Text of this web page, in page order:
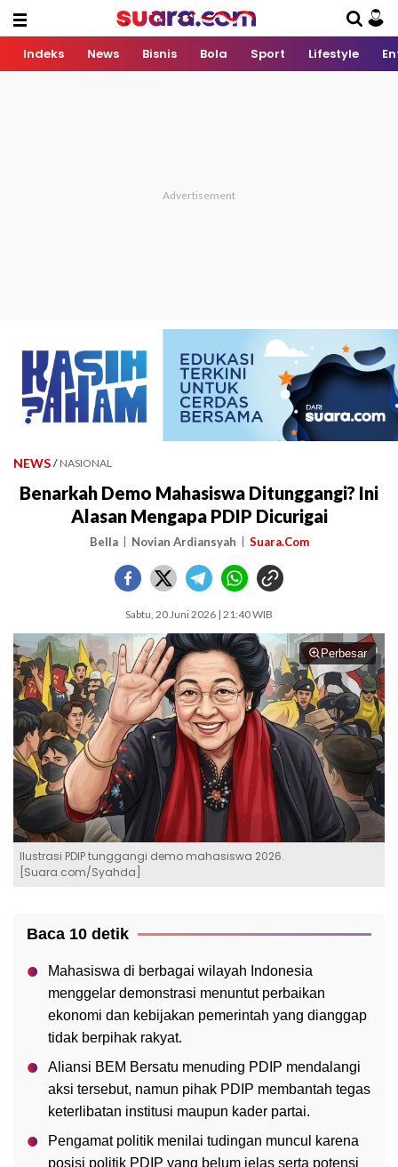
Indeks News Bisnis Bola Sport Lifestyle
NEWS / NASIONAL
Benarkah Demo Mahasiswa Ditunggangi? Ini
Alasan Mengapa PDIP Dicurigai
Bella Novian Ardiansyah Suara.Com
Sabtu, 20 Juni 2026 | 21:40 WIB
Perbesar
Ilustrasi PDIP tunggangi demo mahasiswa 2026.
[Suara.com/Syahda]
Baca 10 detik
Mahasiswa di berbagai wilayah Indonesia
menggelar demonstrasi menuntut perbaikan
ekonomi dan kebijakan pemerintah yang dianggap
tidak berpihak rakyat.
Aliansi BEM Bersatu menuding PDIP mendalangi
aksi tersebut, namun pihak PDIP membantah tegas
keterlibatan institusi maupun kader partai.
Pengamat politik menilai tudingan muncul karena
posisi politik PDIP yang belum jelas serta potensi